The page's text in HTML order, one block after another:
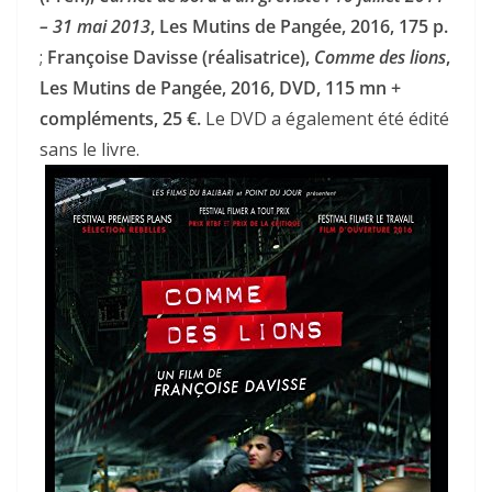
– 31 mai 2013, Les Mutins de Pangée, 2016, 175 p.
; Françoise Davisse (réalisatrice), Comme des lions,
Les Mutins de Pangée, 2016, DVD, 115 mn +
compléments, 25 €. Le DVD a également été édité
sans le livre.